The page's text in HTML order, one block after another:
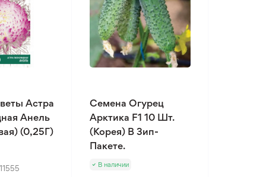
Астра
Анель
(0,25Г)
11555
Семена Огурец
Арктика F1 10 Шт.
(Корея) В Зип-
Пакете.
В наличии